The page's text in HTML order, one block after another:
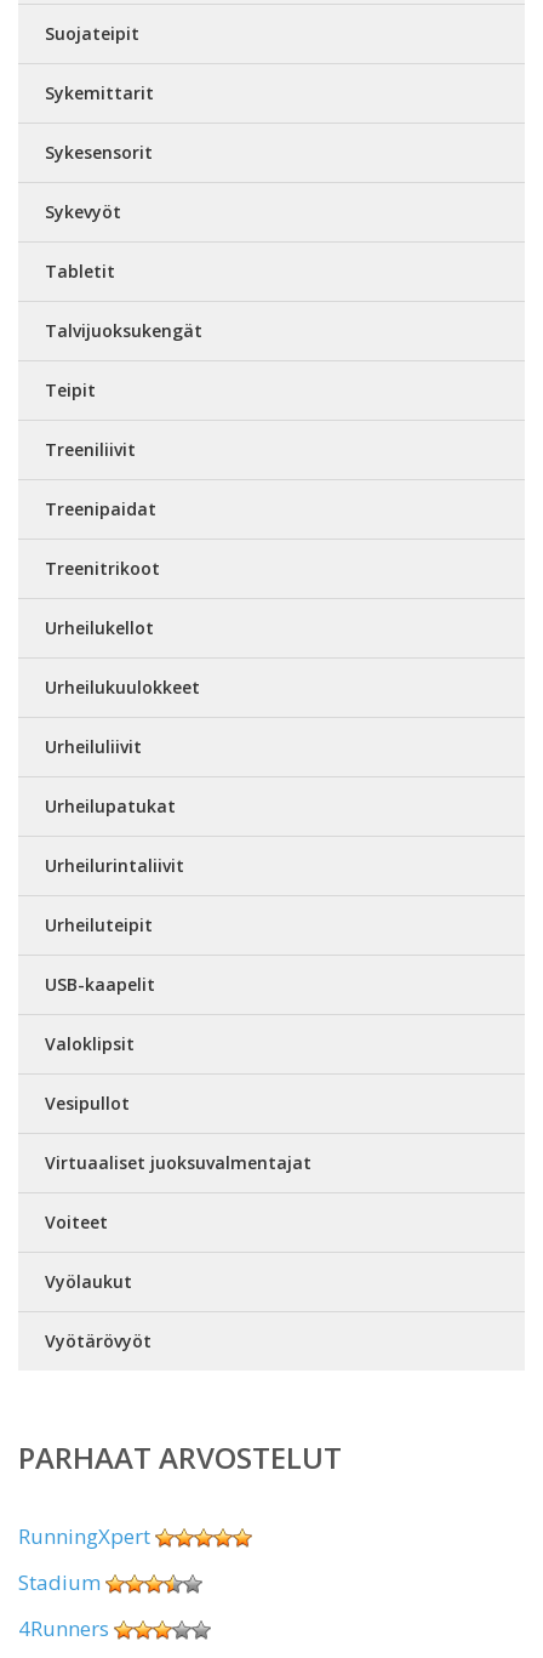
Suojateipit
Sykemittarit
Sykesensorit
Sykevyöt
Tabletit
Talvijuoksukengät
Teipit
Treeniliivit
Treenipaidat
Treenitrikoot
Urheilukellot
Urheilukuulokkeet
Urheiluliivit
Urheilupatukat
Urheilurintaliivit
Urheiluteipit
USB-kaapelit
Valoklipsit
Vesipullot
Virtuaaliset juoksuvalmentajat
Voiteet
Vyölaukut
Vyötärövyöt
PARHAAT ARVOSTELUT
RunningXpert
Stadium
4Runners